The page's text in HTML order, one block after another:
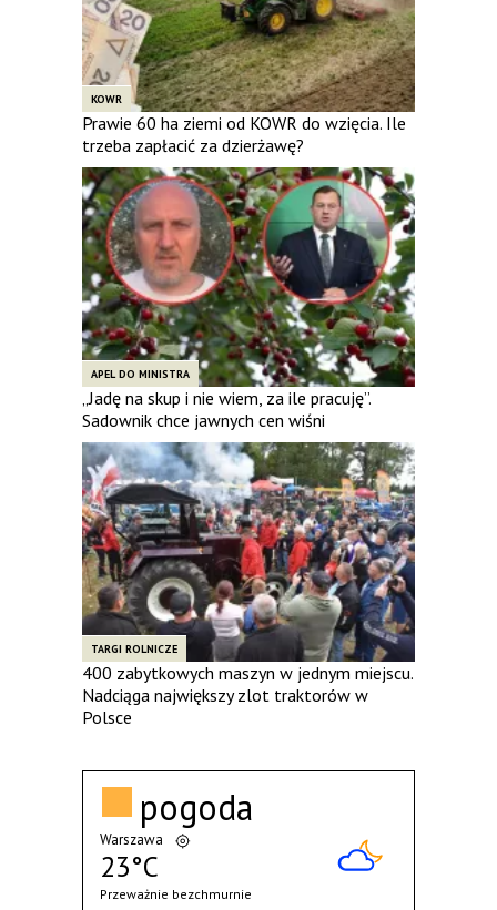
KOWR
Prawie 60 ha ziemi od KOWR do wzięcia. Ile
trzeba zapłacić za dzierżawę?
APEL DO MINISTRA
„Jadę na skup i nie wiem, za ile pracuję”.
Sadownik chce jawnych cen wiśni
TARGI ROLNICZE
400 zabytkowych maszyn w jednym miejscu.
Nadciąga największy zlot traktorów w
Polsce
pogoda
Warszawa
23°C
Przeważnie bezchmurnie